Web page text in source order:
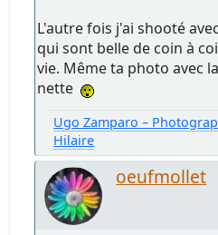
L'autre fois j'ai shooté
qui sont belle de coin à
vie. Même ta photo avec
nette
Ugo Zamparo –
Hilaire
oeufmollet